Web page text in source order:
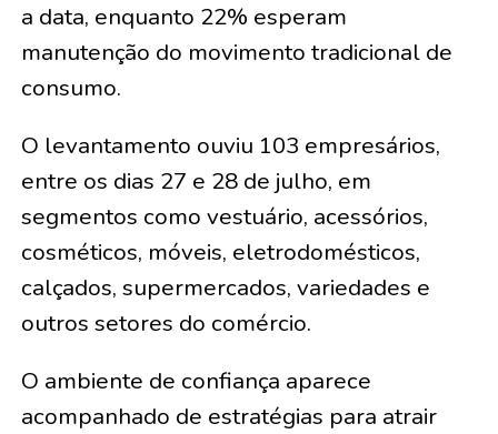
a data, enquanto 22% esperam
manutenção do movimento tradicional de
consumo.
O levantamento ouviu 103 empresários,
entre os dias 27 e 28 de julho, em
segmentos como vestuário, acessórios,
cosméticos, móveis, eletrodomésticos,
calçados, supermercados, variedades e
outros setores do comércio.
O ambiente de confiança aparece
acompanhado de estratégias para atrair